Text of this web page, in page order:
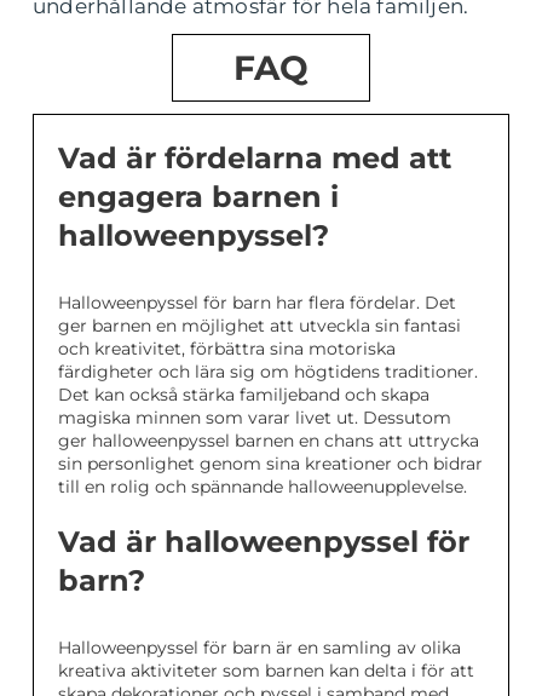
underhållande atmosfär för hela familjen.
FAQ
Vad är fördelarna med att
engagera barnen i
halloweenpyssel?
Halloweenpyssel för barn har flera fördelar. Det
ger barnen en möjlighet att utveckla sin fantasi
och kreativitet, förbättra sina motoriska
färdigheter och lära sig om högtidens traditioner.
Det kan också stärka familjeband och skapa
magiska minnen som varar livet ut. Dessutom
ger halloweenpyssel barnen en chans att uttrycka
sin personlighet genom sina kreationer och bidrar
till en rolig och spännande halloweenupplevelse.
Vad är halloweenpyssel för
barn?
Halloweenpyssel för barn är en samling av olika
kreativa aktiviteter som barnen kan delta i för att